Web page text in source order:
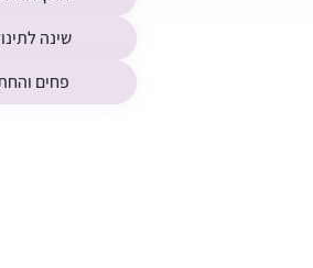
שינה
פחים